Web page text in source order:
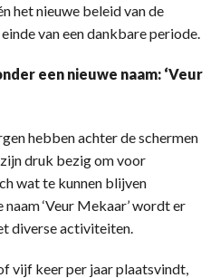
het nieuwe beleid van de
van een dankbare periode.
een nieuwe naam: ‘Veur
hebben achter de schermen
druk bezig om voor
wat te kunnen blijven
‘Veur Mekaar’ wordt er
diverse activiteiten.
vijf keer per jaar plaatsvindt,